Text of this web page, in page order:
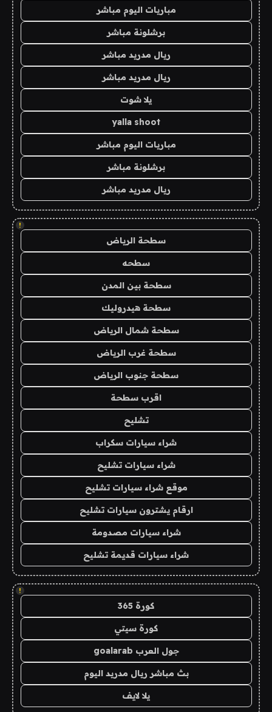
مباريات اليوم مباشر
برشلونة مباشر
ريال مدريد مباشر
ريال مدريد مباشر
يلا شوت
yalla shoot
مباريات اليوم مباشر
برشلونة مباشر
ريال مدريد مباشر
!
سطحة الرياض
سطحه
سطحة بين المدن
سطحة هيدروليك
سطحة شمال الرياض
سطحة غرب الرياض
سطحة جنوب الرياض
اقرب سطحة
تشليح
شراء سيارات سكراب
شراء سيارات تشليح
موقع شراء سيارات تشليح
ارقام يشترون سيارات تشليح
شراء سيارات مصدومة
شراء سيارات قديمة تشليح
!
كورة 365
كورة سيتي
جول العرب goalarab
بث مباشر ريال مدريد اليوم
يلا لايف